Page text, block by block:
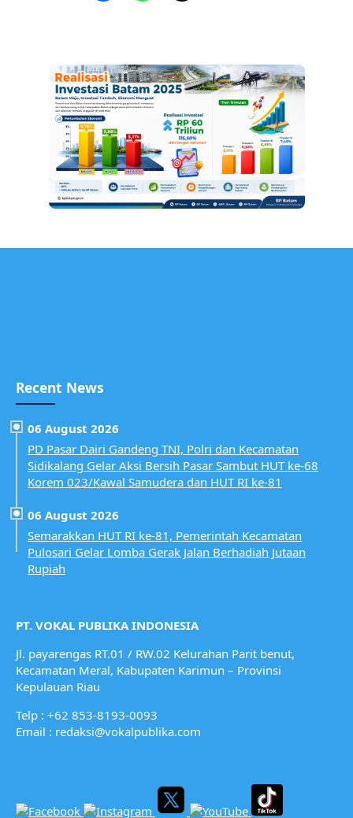
Recent News
06 August 2026
PD Pasar Dairi Gandeng TNI, Polri dan Kecamatan
Sidikalang Gelar Aksi Bersih Pasar Sambut HUT ke-68
Korem 023/Kawal Samudera dan HUT RI ke-81
06 August 2026
Semarakkan HUT RI ke-81, Pemerintah Kecamatan
Pulosari Gelar Lomba Gerak Jalan Berhadiah Jutaan
Rupiah
PT. VOKAL PUBLIKA INDONESIA
Jl. payarengas RT.01 / RW.02 Kelurahan Parit benut,
Kecamatan Meral, Kabupaten Karimun – Provinsi
Kepulauan Riau
Telp : +62 853-8193-0093
Email : redaksi@vokalpublika.com